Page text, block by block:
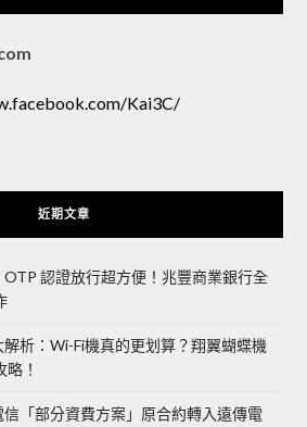
Kai3C/
近期文章
認證放行超方便！兆豐商業銀行全
析：Wi-Fi機真的更划算？翔翼蝴蝶機
略！
「部分資費方案」原合約轉入遠傳電